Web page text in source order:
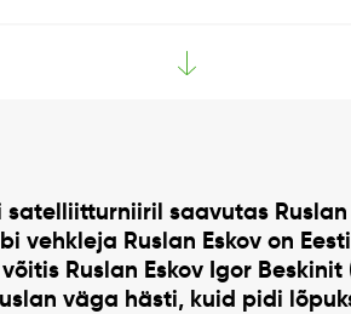
satelliitturniiril saavutas
vehkleja Ruslan Eskov on
Ruslan Eskov Igor
väga hästi, kuid pidi